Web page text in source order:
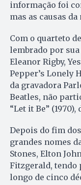
informação foi
mas as causas
Com o quarteto
lembrado por
Eleanor Rigby,
Pepper’s Lonely
da gravadora
Beatles, não
“Let it Be”
Depois do fim
grandes nomes
Stones, Elton
Fitzgerald, tendo
longo de cinco